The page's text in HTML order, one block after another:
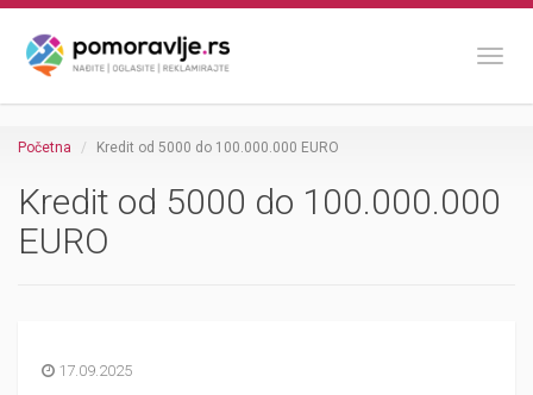
Početna Kredit od 5000 do 100.000.000 EURO
Kredit od 5000 do 100.000.000
EURO
17.09.2025